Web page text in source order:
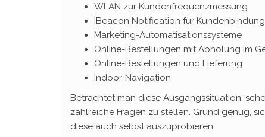
WLAN zur Kundenfrequenzmessung
iBeacon Notification für
Marketing-Automatisationssysteme
Online-Bestellungen mit Abholung im
Online-Bestellungen und Lieferung
Indoor-Navigation
Betrachtet man diese Ausgangssituation,
zahlreiche Fragen zu stellen. Grund genug,
diese auch selbst auszuprobieren.